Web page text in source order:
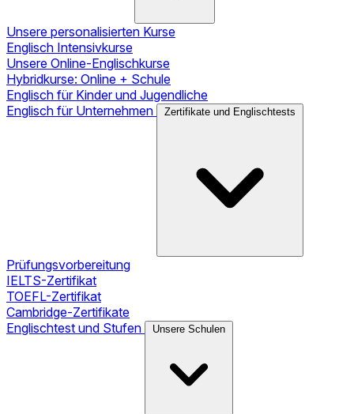
Unsere personalisierten Kurse
Englisch Intensivkurse
Unsere Online-Englischkurse
Hybridkurse: Online + Schule
Englisch für Kinder und Jugendliche
Englisch für Unternehmen
Zertifikate und Englischtests
Prüfungsvorbereitung
IELTS-Zertifikat
TOEFL-Zertifikat
Cambridge-Zertifikate
Englischtest und Stufen
Unsere Schulen